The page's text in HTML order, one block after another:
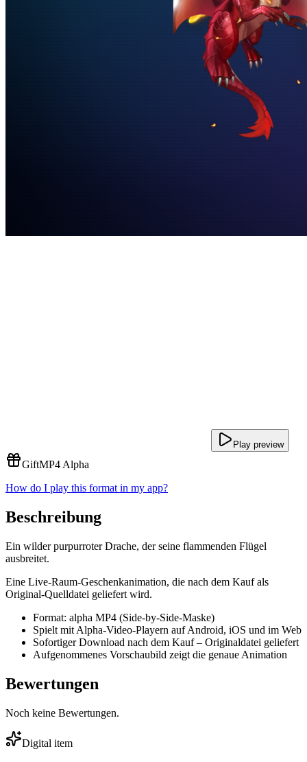
Play preview
GiftMP4 Alpha
How do I play this format in my app?
Beschreibung
Ein wilder purpurroter Drache, der seine flammenden Flügel
ausbreitet.
Eine Live-Raum-Geschenkanimation, die nach dem Kauf als
Original-Quelldatei geliefert wird.
Format: alpha MP4 (Side-by-Side-Maske)
Spielt mit Alpha-Video-Playern auf Android, iOS und im Web
Sofortiger Download nach dem Kauf – Originaldatei geliefert
Aufgenommenes Vorschaubild zeigt die genaue Animation
Bewertungen
Noch keine Bewertungen.
Digital item